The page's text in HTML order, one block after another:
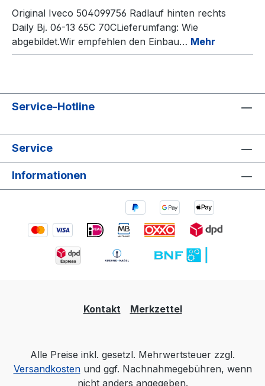
Original Iveco 504099756 Radlauf hinten rechts
Daily Bj. 06-13 65C 70CLieferumfang: Wie
abgebildet.Wir empfehlen den Einbau… Mehr
Service-Hotline
Service
Informationen
Kontakt Merkzettel
Alle Preise inkl. gesetzl. Mehrwertsteuer zzgl.
Versandkostenund ggf. Nachnahmegebühren, wenn
nicht anders angegeben.